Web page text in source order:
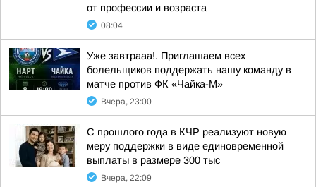
от профессии и возраста
08:04
Уже завтрааа!. Приглашаем всех
болельщиков поддержать нашу команду в
матче против ФК «Чайка-М»
Вчера, 23:00
С прошлого года в КЧР реализуют новую
меру поддержки в виде единовременной
выплаты в размере 300 тыс
Вчера, 22:09